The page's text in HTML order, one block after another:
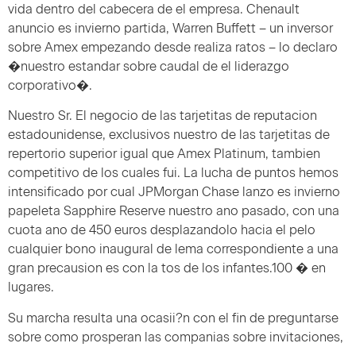
vida dentro del cabecera de el empresa. Chenault
anuncio es invierno partida, Warren Buffett – un inversor
sobre Amex empezando desde realiza ratos – lo declaro
�nuestro estandar sobre caudal de el liderazgo
corporativo�.
Nuestro Sr. El negocio de las tarjetitas de reputacion
estadounidense, exclusivos nuestro de las tarjetitas de
repertorio superior igual que Amex Platinum, tambien
competitivo de los cuales fui. La lucha de puntos hemos
intensificado por cual JPMorgan Chase lanzo es invierno
papeleta Sapphire Reserve nuestro ano pasado, con una
cuota ano de 450 euros desplazandolo hacia el pelo
cualquier bono inaugural de lema correspondiente a una
gran precausion es con la tos de los infantes.100 � en
lugares.
Su marcha resulta una ocasii?n con el fin de preguntarse
sobre como prosperan las companias sobre invitaciones,